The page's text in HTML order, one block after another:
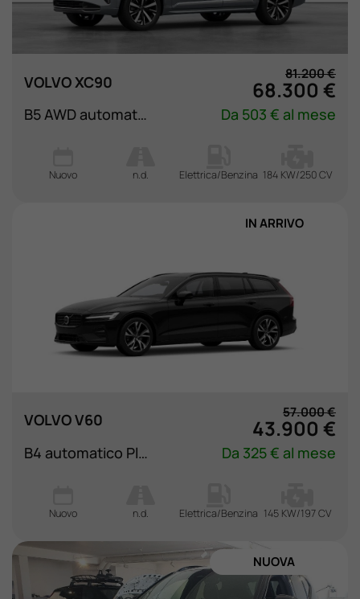
VOLVO XC90 81.200 €
68.300 €
B5 AWD automatico 7 posti Core Da 503 € al mese
Nuovo n.d. Elettrica/Benzina 184 KW/250 CV
IN ARRIVO
VOLVO V60 57.000 €
43.900 €
B4 automatico Plus Dark Da 325 € al mese
Nuovo n.d. Elettrica/Benzina 145 KW/197 CV
NUOVA